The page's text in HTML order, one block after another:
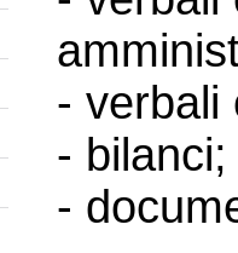
- verbali
- bilanci;
-